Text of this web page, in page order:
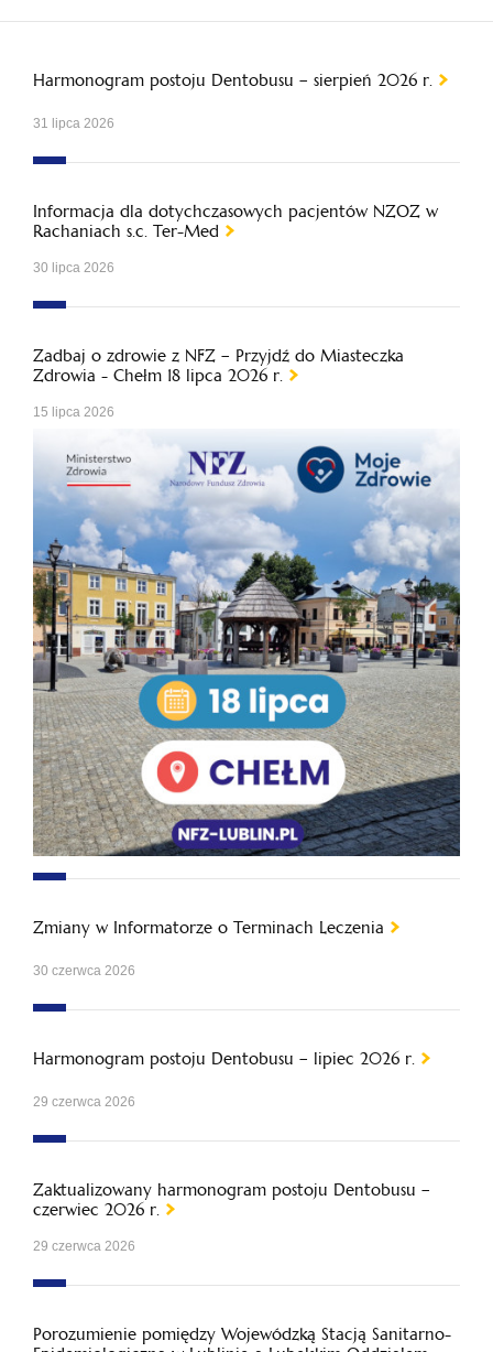
Harmonogram postoju Dentobusu – sierpień 2026 r.
31 lipca 2026
Informacja dla dotychczasowych pacjentów NZOZ w
Rachaniach s.c. Ter-Med
30 lipca 2026
Zadbaj o zdrowie z NFZ – Przyjdź do Miasteczka
Zdrowia - Chełm 18 lipca 2026 r.
15 lipca 2026
Zmiany w Informatorze o Terminach Leczenia
30 czerwca 2026
Harmonogram postoju Dentobusu – lipiec 2026 r.
29 czerwca 2026
Zaktualizowany harmonogram postoju Dentobusu –
czerwiec 2026 r.
29 czerwca 2026
Porozumienie pomiędzy Wojewódzką Stacją Sanitarno-